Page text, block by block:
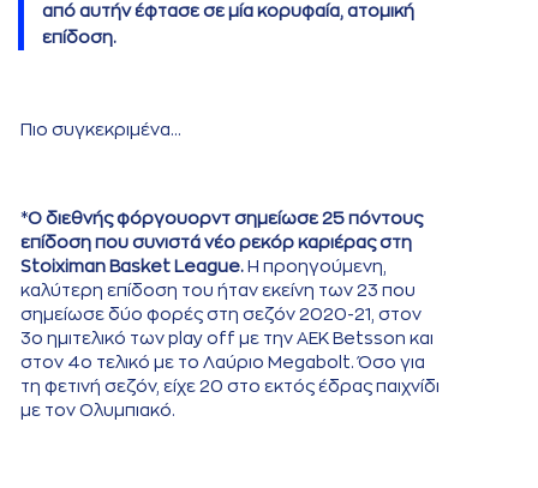
από αυτήν έφτασε σε μία κορυφαία, ατομική
επίδοση.
Πιο συγκεκριμένα…
*Ο διεθνής φόργουορντ σημείωσε 25 πόντους
επίδοση που συνιστά νέο ρεκόρ καριέρας στη
Stoiximan Basket League. Η προηγούμενη,
καλύτερη επίδοση του ήταν εκείνη των 23 που
σημείωσε δύο φορές στη σεζόν 2020-21, στον
3ο ημιτελικό των play off με την ΑΕΚ Betsson και
στον 4ο τελικό με το Λαύριο Megabolt. Όσο για
τη φετινή σεζόν, είχε 20 στο εκτός έδρας παιχνίδι
με τον Ολυμπιακό.